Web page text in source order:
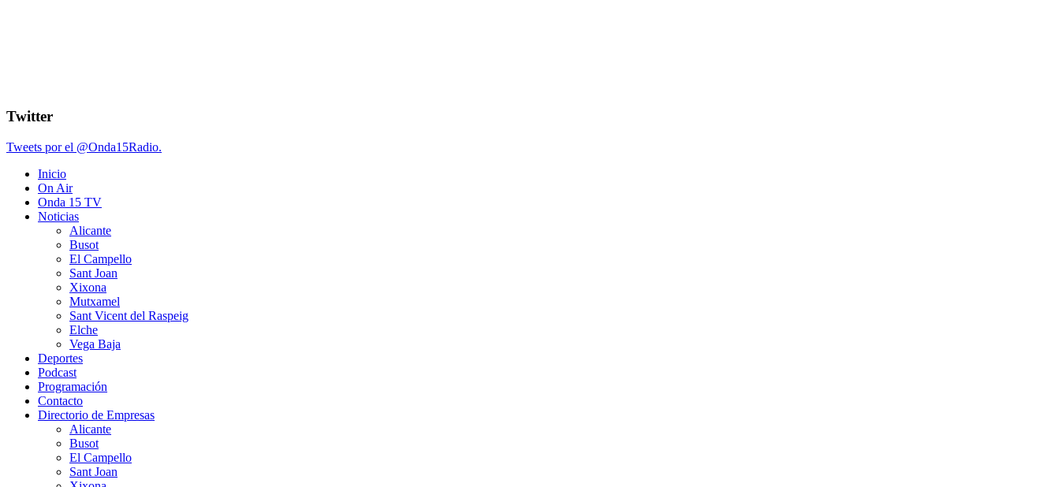
Twitter
Tweets por el @Onda15Radio.
Inicio
On Air
Onda 15 TV
Noticias
Alicante
Busot
El Campello
Sant Joan
Xixona
Mutxamel
Sant Vicent del Raspeig
Elche
Vega Baja
Deportes
Podcast
Programación
Contacto
Directorio de Empresas
Alicante
Busot
El Campello
Sant Joan